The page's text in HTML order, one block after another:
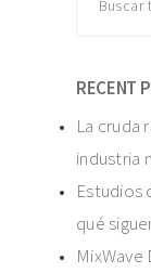
tutoriales
RECENT
La cruda
industria
Estudios
qué
MixWave